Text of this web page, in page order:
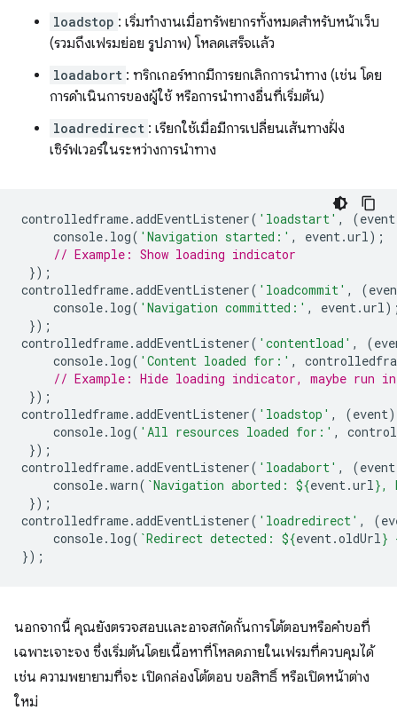
loadstop : เริ่มทำงานเมื่อทรัพยากรทั้งหมดสำหรับหน้าเว็บ
(รวมถึงเฟรมย่อย รูปภาพ) โหลดเสร็จแล้ว
loadabort : ทริกเกอร์หากมีการยกเลิกการนำทาง (เช่น โดย
การดำเนินการของผู้ใช้ หรือการนำทางอื่นที่เริ่มต้น)
loadredirect : เรียกใช้เมื่อมีการเปลี่ยนเส้นทางฝั่ง
เซิร์ฟเวอร์ในระหว่างการนำทาง
controlledframe.addEventListener( 'loadstart' , (event
console. log( 'Navigation started:' , event.url);
// Example: Show loading indicator
});
controlledframe.addEventListener( 'loadcommit' , (
console. log( 'Navigation committed:' , event.url
});
controlledframe.addEventListener( 'contentload' , (
console. log( 'Content loaded for:' ,
// Example: Hide loading indicator, maybe
});
controlledframe.addEventListener( 'loadstop' , (event)
console. log( 'All resources loaded for:' ,
});
controlledframe.addEventListener( 'loadabort' , (event
console.warn( `Navigation aborted: ${event.url},
});
controlledframe.addEventListener( 'loadredirect' , (
console. log( `Redirect detected: ${event.oldUrl}
});
นอกจากนี้ คุณยังตรวจสอบและอาจสกัดกั้นการโต้ตอบหรือคำขอที่
เฉพาะเจาะจง ซึ่งเริ่มต้นโดยเนื้อหาที่โหลดภายในเฟรมที่ควบคุมได้
เช่น ความพยายามที่จะ เปิดกล่องโต้ตอบ ขอสิทธิ์ หรือเปิดหน้าต่าง
ใหม่